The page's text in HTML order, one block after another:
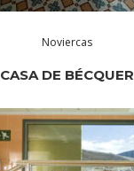
Noviercas
CASA DE BÉCQUER